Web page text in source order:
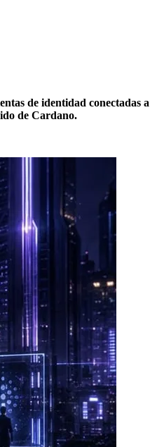
de identidad conectadas a
de Cardano.